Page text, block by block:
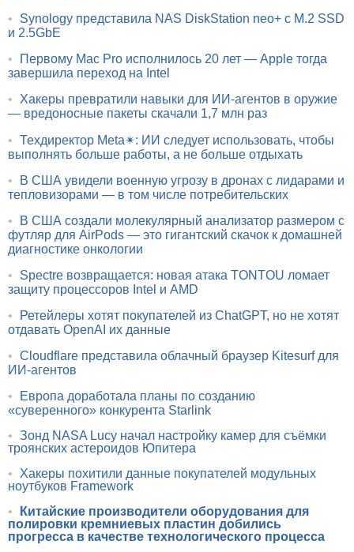
•
Synology представила NAS DiskStation neo+ с M.2 SSD
и 2.5GbE
•
Первому Mac Pro исполнилось 20 лет — Apple тогда
завершила переход на Intel
•
Хакеры превратили навыки для ИИ-агентов в оружие
— вредоносные пакеты скачали 1,7 млн раз
• Техдиректор Meta✴: ИИ следует использовать, чтобы
выполнять больше работы, а не больше отдыхать
•
В США увидели военную угрозу в дронах с лидарами и
тепловизорами — в том числе потребительских
•
В США создали молекулярный анализатор размером с
футляр для AirPods — это гигантский скачок к домашней
диагностике онкологии
•
Spectre возвращается: новая атака TONTOU ломает
защиту процессоров Intel и AMD
•
Ретейлеры хотят покупателей из ChatGPT, но не хотят
отдавать OpenAI их данные
• Cloudflare представила облачный браузер Kitesurf для
ИИ-агентов
•
Европа доработала планы по созданию
«суверенного» конкурента Starlink
• Зонд NASA Lucy начал настройку камер для съёмки
троянских астероидов Юпитера
•
Хакеры похитили данные покупателей модульных
ноутбуков Framework
•
Китайские производители оборудования для
полировки кремниевых пластин добились
прогресса в качестве технологического процесса